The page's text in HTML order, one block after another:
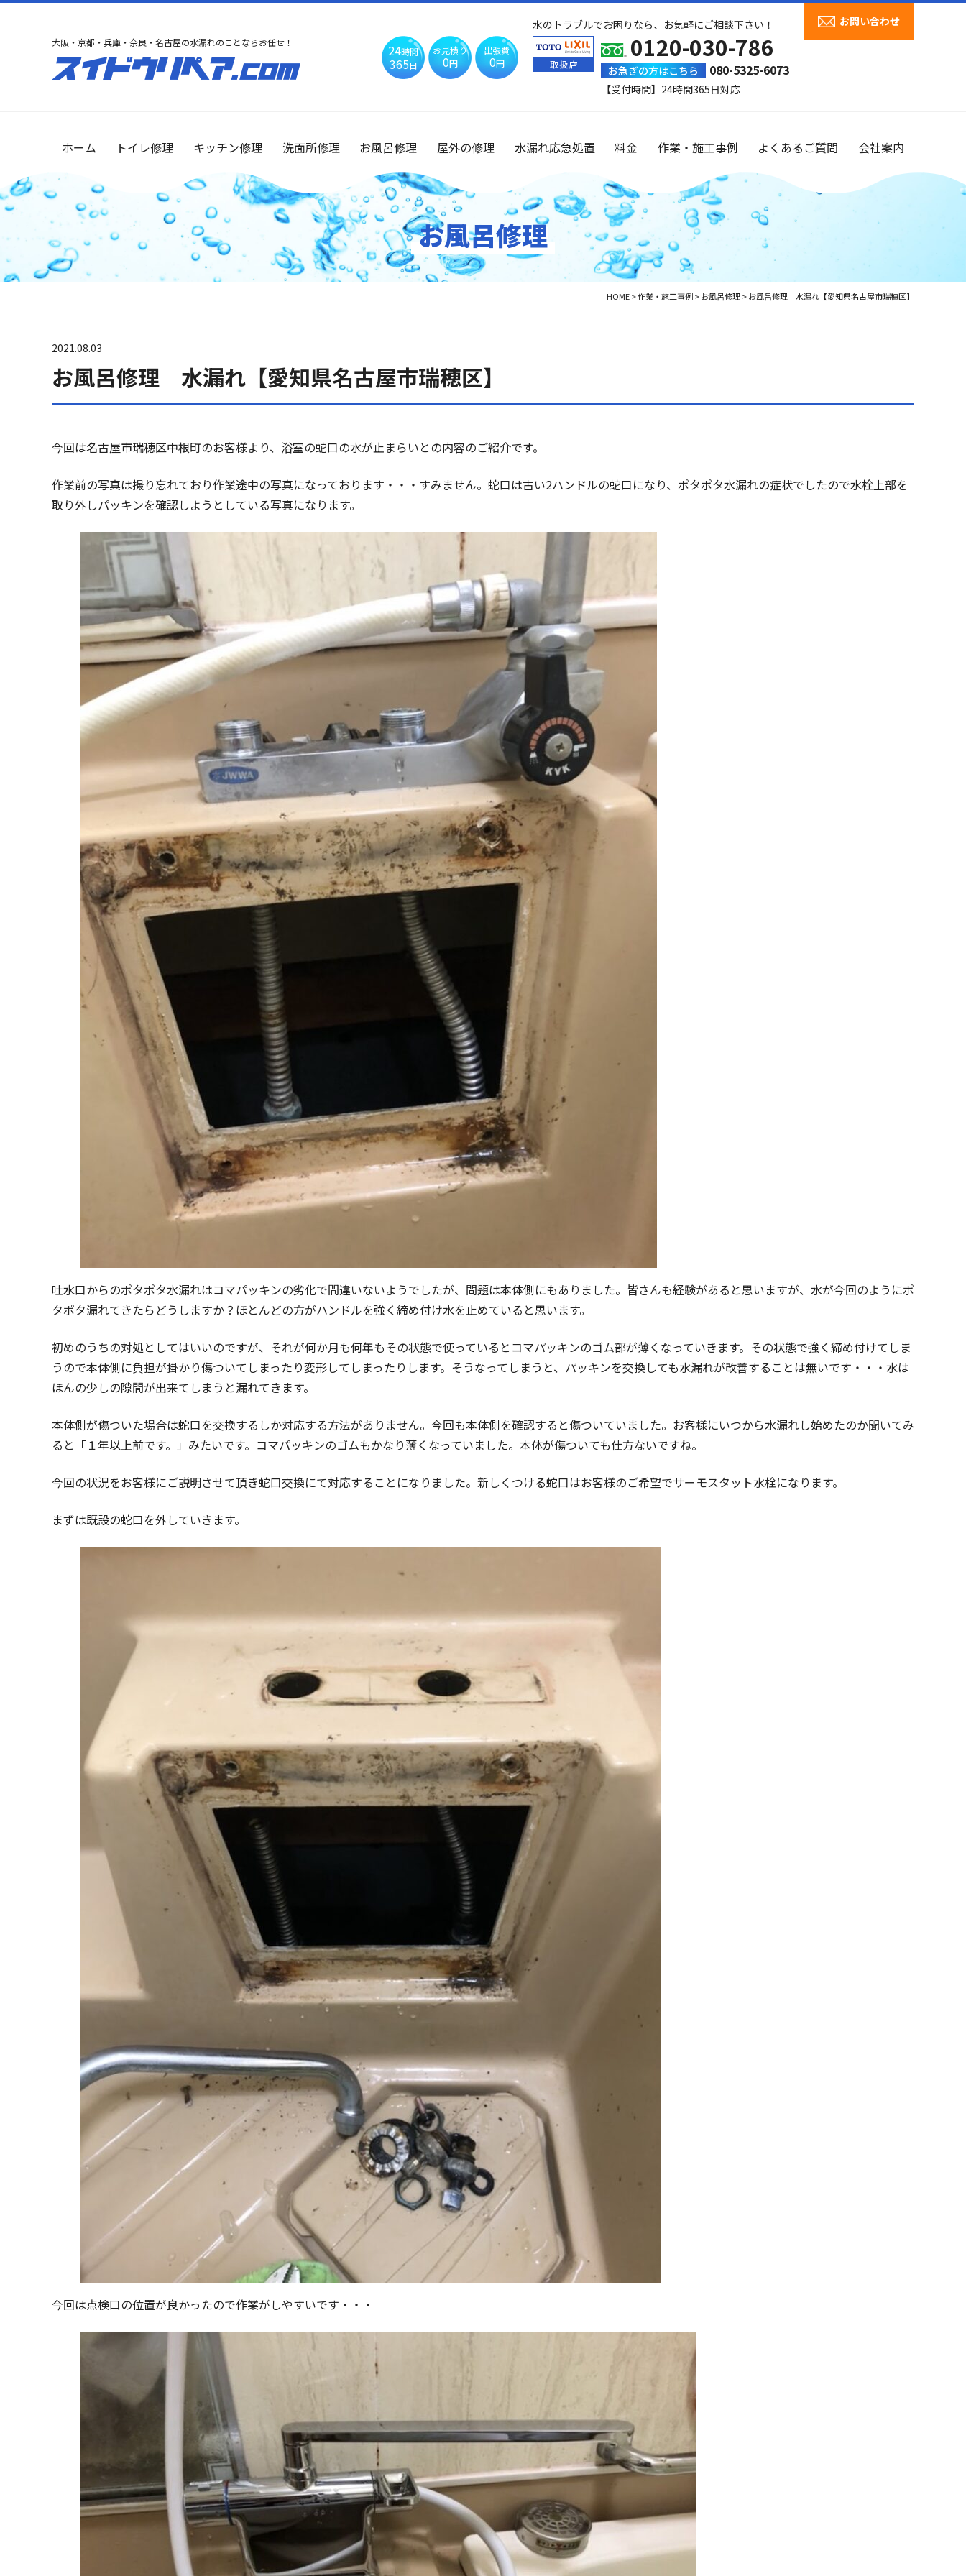
大阪・京都・兵庫・奈良・名古屋の水漏れのことならお任せ！ 24時間
365日
お見積り
0円
出張費
0円
水のトラブルでお困りなら、お気軽にご相談下さい！
0120-030-786
お急ぎの方はこちら 080-5325-6073
【受付時間】24時間365日対応
お問い合わせ
ホーム トイレ修理 キッチン修理 洗面所修理 お風呂修理 屋外の修理 水漏れ応急処置 料金 作業・施工事例 よくあるご質問 会社案内
お風呂修理
HOME>作業・施工事例>お風呂修理>お風呂修理 水漏れ【愛知県名古屋市瑞穂区】
2021.08.03
お風呂修理 水漏れ【愛知県名古屋市瑞穂区】
今回は名古屋市瑞穂区中根町のお客様より、浴室の蛇口の水が止まらいとの内容のご紹介です。
作業前の写真は撮り忘れており作業途中の写真になっております・・・すみません。蛇口は古い2ハンドルの蛇口になり、ポタポタ水漏れの症状でしたので水栓上部を
取り外しパッキンを確認しようとしている写真になります。
吐水口からのポタポタ水漏れはコマパッキンの劣化で間違いないようでしたが、問題は本体側にもありました。皆さんも経験があると思いますが、水が今回のようにポ
タポタ漏れてきたらどうしますか？ほとんどの方がハンドルを強く締め付け水を止めていると思います。
初めのうちの対処としてはいいのですが、それが何か月も何年もその状態で使っているとコマパッキンのゴム部が薄くなっていきます。その状態で強く締め付けてしま
うので本体側に負担が掛かり傷ついてしまったり変形してしまったりします。そうなってしまうと、パッキンを交換しても水漏れが改善することは無いです・・・水は
ほんの少しの隙間が出来てしまうと漏れてきます。
本体側が傷ついた場合は蛇口を交換するしか対応する方法がありません。今回も本体側を確認すると傷ついていました。お客様にいつから水漏れし始めたのか聞いてみ
ると「１年以上前です。」みたいです。コマパッキンのゴムもかなり薄くなっていました。本体が傷ついても仕方ないですね。
今回の状況をお客様にご説明させて頂き蛇口交換にて対応することになりました。新しくつける蛇口はお客様のご希望でサーモスタット水栓になります。
まずは既設の蛇口を外していきます。
今回は点検口の位置が良かったので作業がしやすいです・・・